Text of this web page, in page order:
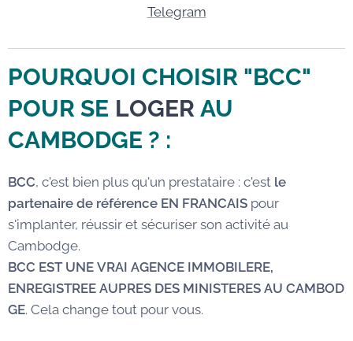
Telegram
POURQUOI CHOISIR "BCC"
POUR SE LOGER AU
CAMBODGE ? :
BCC, c'est bien plus qu'un prestataire : c'est le
partenaire de référence EN FRANCAIS pour
s'implanter, réussir et sécuriser son activité au
Cambodge.
BCC EST UNE VRAI AGENCE IMMOBILERE,
ENREGISTREE AUPRES DES MINISTERES AU CAMBOD
GE. Cela change tout pour vous.